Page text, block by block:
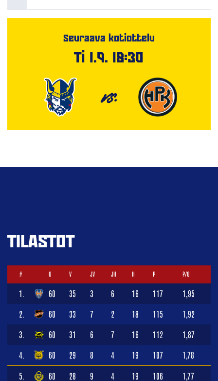
Seuraava kotiottelu
Ti 1.9. 18:30
VS.
TILASTOT
# O V JV JH H P P/O
1. 60 35 3 6 16 117 1,95
2. 60 33 7 2 18 115 1,92
3. 60 31 6 7 16 112 1,87
4. 60 29 8 4 19 107 1,78
5. 60 28 9 4 19 106 1,77